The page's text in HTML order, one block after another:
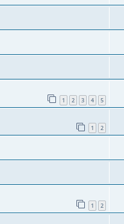
1 2 3 4 5
1 2
1 2